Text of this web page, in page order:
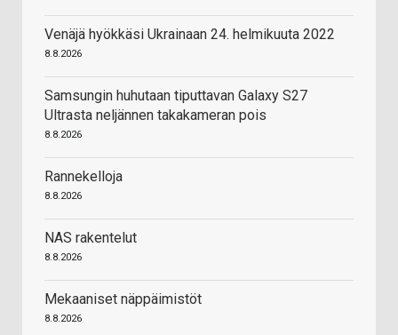
Venäjä hyökkäsi Ukrainaan 24. helmikuuta 2022
8.8.2026
Samsungin huhutaan tiputtavan Galaxy S27
Ultrasta neljännen takakameran pois
8.8.2026
Rannekelloja
8.8.2026
NAS rakentelut
8.8.2026
Mekaaniset näppäimistöt
8.8.2026